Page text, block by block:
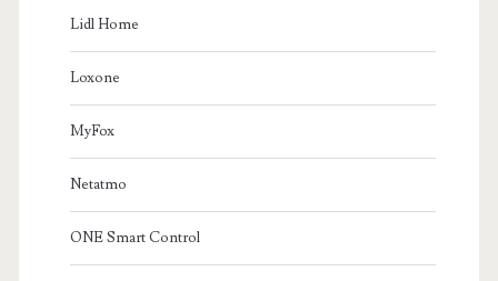
Lidl Home
Loxone
MyFox
Netatmo
ONE Smart Control